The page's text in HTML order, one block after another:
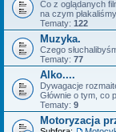
Co z oglądanych
na czym
Tematy: 122
Muzyka.
Czego
Tematy: 77
Alko....
Dywagacje
Głównie o tym, co
Tematy: 9
Motoryzacja